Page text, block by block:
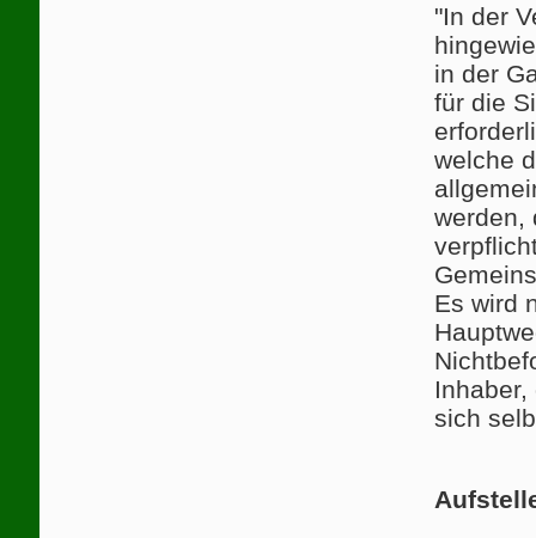
"In der
in der
für die
welche
werden,
Es wird
sich